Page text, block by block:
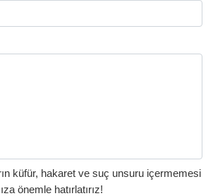
küfür, hakaret ve suç unsuru içermemesi
önemle hatırlatırız!